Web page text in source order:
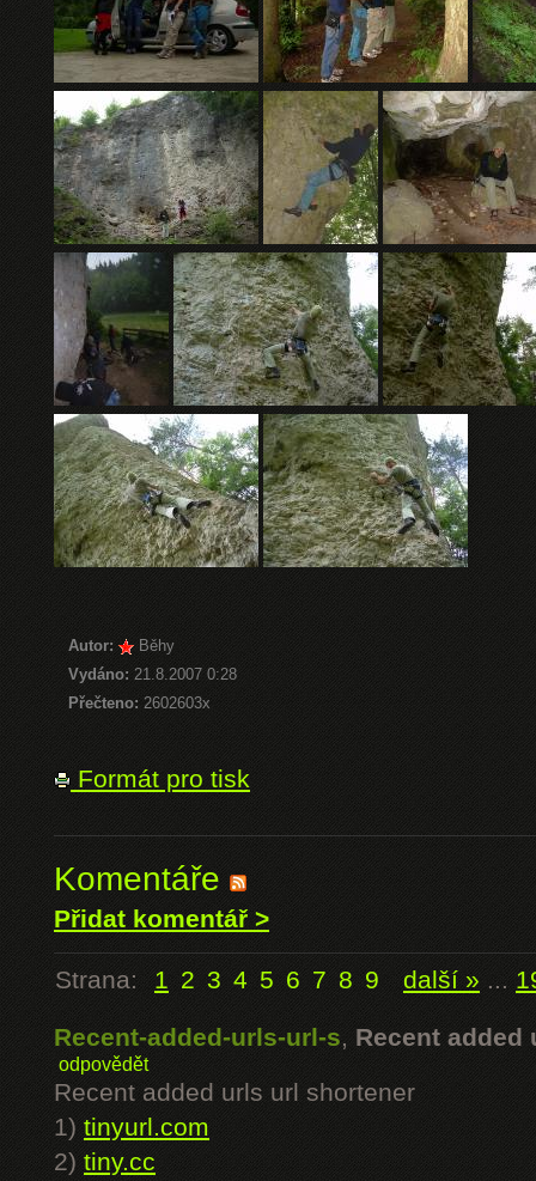
Autor:
Běhy
Vydáno: 21.8.2007 0:28
Přečteno:2602603x
Formát pro tisk
Komentáře
Přidat komentář >
Strana: 1 2 3 4 5 6 7 8 9 další » ...
Recent-added-urls-url-s, Recent added
odpovědět
Recent added urls url shortener
1) tinyurl.com
2) tiny.cc